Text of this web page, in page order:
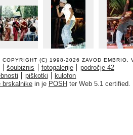
(C) 1998-2026 ZAVOD EMBRIO .
šoubiznis fotogalerije
področje 42
piškotki
kulofon
brskalnike in je POSH ter Web 5.1 certified.